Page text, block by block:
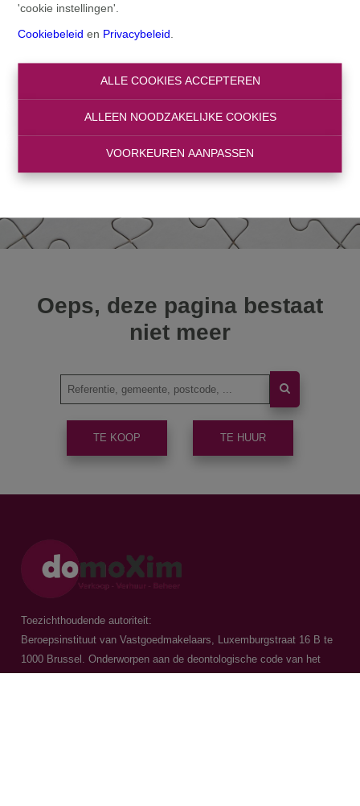
'cookie instellingen'.
Cookiebeleid en Privacybeleid
ALLE COOKIES ACCEPTEREN
ALLEEN NOODZAKELIJKE COOKIES
VOORKEUREN AANPASSEN
Oeps, deze pagina bestaat
niet meer
TE KOOP TE HUUR
Toezichthoudende autoriteit:
Beroepsinstituut van Vastgoedmakelaars, Luxemburgstraat 16 B te
1000 Brussel. Onderworpen aan de deontologische code van het